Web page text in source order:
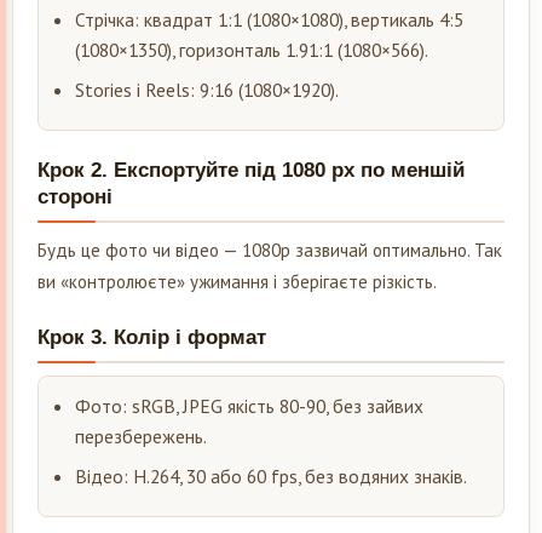
Стрічка: квадрат 1:1 (1080×1080), вертикаль 4:5
(1080×1350), горизонталь 1.91:1 (1080×566).
Stories і Reels: 9:16 (1080×1920).
Крок 2. Експортуйте під 1080 px по меншій
стороні
Будь це фото чи відео — 1080p зазвичай оптимально. Так
ви «контролюєте» ужимання і зберігаєте різкість.
Крок 3. Колір і формат
Фото: sRGB, JPEG якість 80-90, без зайвих
перезбережень.
Відео: H.264, 30 або 60 fps, без водяних знаків.